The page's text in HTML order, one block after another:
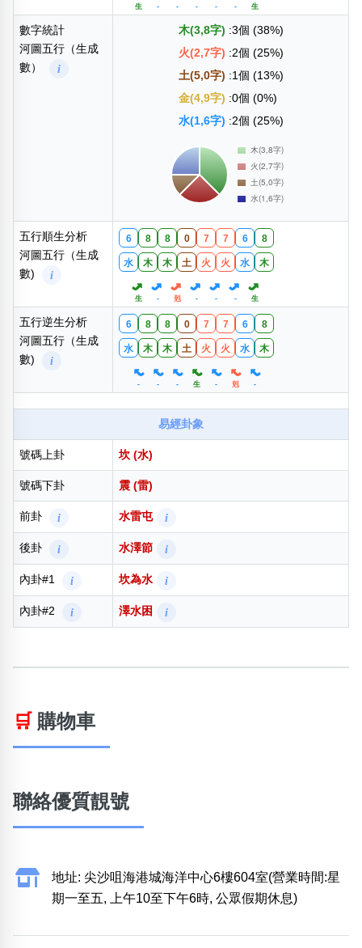
生 - - - - - 生
數字統計
河圖五行（生成
數）
i
木(3,8字) :3個 (38%)
火(2,7字) :2個 (25%)
土(5,0字) :1個 (13%)
金(4,9字) :0個 (0%)
水(1,6字) :2個 (25%)
五行順生分析
河圖五行（生成
數)
i
6 8 8 0 7 7 6 8
水 木 木 土 火 火 水 木
生 - 剋 - - - 生
五行逆生分析
河圖五行（生成
數)
i
6 8 8 0 7 7 6 8
水 木 木 土 火 火 水 木
- - - 生 - 剋 -
易經卦象
號碼上卦 坎 (水)
號碼下卦 震 (雷)
前卦 i 水雷屯 i
後卦 i 水澤節 i
內卦#1 i 坎為水 i
內卦#2 i 澤水困 i
🛒 購物車
聯絡優質靚號
地址: 尖沙咀海港城海洋中心6樓604室(營業時間:星
期一至五, 上午10至下午6時, 公眾假期休息)